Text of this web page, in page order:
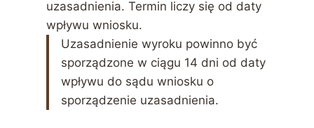
uzasadnienia. Termin liczy się od daty
wpływu wniosku.
Uzasadnienie wyroku powinno być
sporządzone w ciągu 14 dni od daty
wpływu do sądu wniosku o
sporządzenie uzasadnienia.